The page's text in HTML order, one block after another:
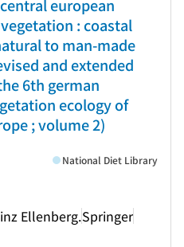
european
: coastal
to man-made
and extended
6th german
ecology of
; volume 2)
Ellenberg.Springer
National Diet Library